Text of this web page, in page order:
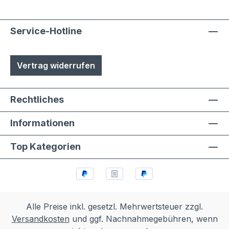
eloxierte Oberflächen, eine
lösungsmittelfreie Pulverlackierung (z.T.
Polyesterpulver in Fassadenqualität, dies
garantiert UV- und Wetterbeständigkeit-
mindestens ca. 70 µm
Service-Hotline
Vertrag widerrufen
Rechtliches
Informationen
Top Kategorien
Alle Preise inkl. gesetzl. Mehrwertsteuer zzgl.
Versandkosten und ggf. Nachnahmegebühren, wenn